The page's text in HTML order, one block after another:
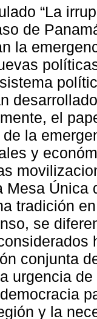
“La
de
la
el
la
y
Mesa Única
tradición
se
conjunta
urgencia
y la